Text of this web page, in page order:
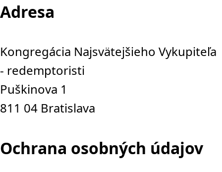
Adresa
Kongregácia Najsvätejšieho Vykupiteľa
- redemptoristi
Puškinova 1
811 04 Bratislava
Ochrana osobných údajov